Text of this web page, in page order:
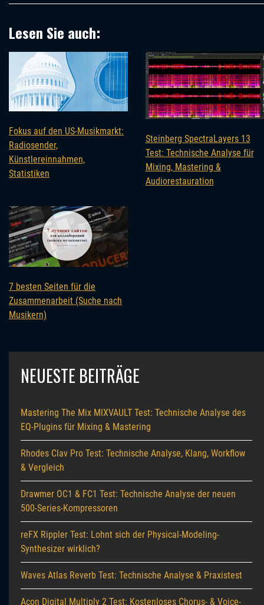
Lesen Sie auch:
Fokus auf den US-Musikmarkt:
Radiosender,
Künstlereinnahmen,
Statistiken
Steinberg SpectraLayers 13
Test: Technische Analyse für
Mixing, Mastering &
Audiorestauration
7 besten Seiten für die
Zusammenarbeit (Suche nach
Musikern)
NEUESTE BEITRÄGE
Mastering The Mix MIXVAULT Test: Technische Analyse des
EQ-Plugins für Mixing & Mastering
Rhodes Clav Pro Test: Technische Analyse, Klang, Workflow
& Vergleich
Drawmer OC1 & FC1 Test: Technische Analyse der neuen
500-Series-Kompressoren
reFX Rippler Test: Lohnt sich der Physical-Modeling-
Synthesizer wirklich?
Waves Atlas Reverb Test: Technische Analyse & Praxistest
Acon Digital Multiply 2 Test: Kostenloses Chorus- & Voice-